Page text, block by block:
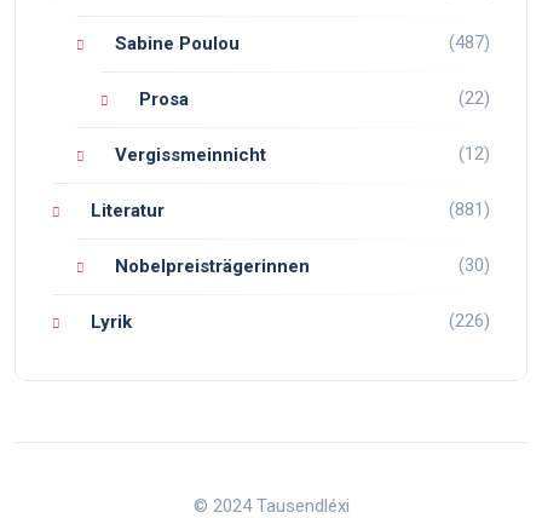
Sabine Poulou (487)
Prosa (22)
Vergissmeinnicht (12)
Literatur (881)
Nobelpreisträgerinnen (30)
Lyrik (226)
© 2024 Tausendléxi